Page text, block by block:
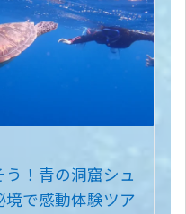
う！青の洞窟シュ
で感動体験ツア